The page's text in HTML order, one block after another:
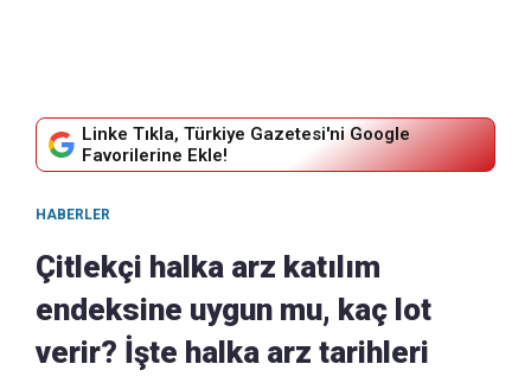
Linke Tıkla, Türkiye Gazetesi'ni Google
Favorilerine Ekle!
HABERLER
Çitlekçi halka arz katılım
endeksine uygun mu, kaç lot
verir? İşte halka arz tarihleri